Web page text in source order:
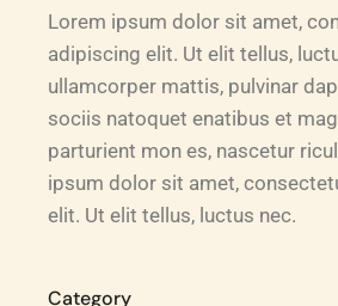
Lorem ipsum dolor sit amet,
adipiscing elit. Ut elit tellus,
ullamcorper mattis, pulvinar
sociis natoquet enatibus et
parturient mon es, nascetur
ipsum dolor sit amet,
elit. Ut elit tellus, luctus nec.
Category